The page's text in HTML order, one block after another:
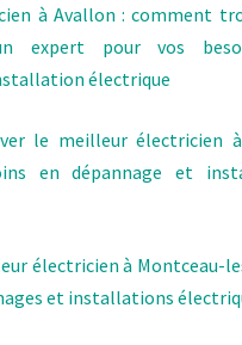
à Avallon : comment
expert pour vos
électrique
le meilleur électricien
en dépannage et
électricien à Montceau-
et installations